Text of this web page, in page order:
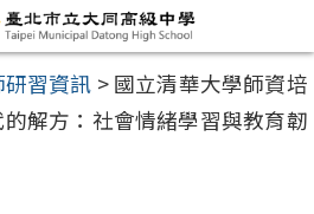
習資訊 > 國立清華大學師資培
解方：社會情緒學習與教育韌